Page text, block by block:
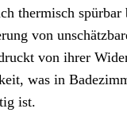
thermisch spürbar
von
von ihrer
was in
ist.